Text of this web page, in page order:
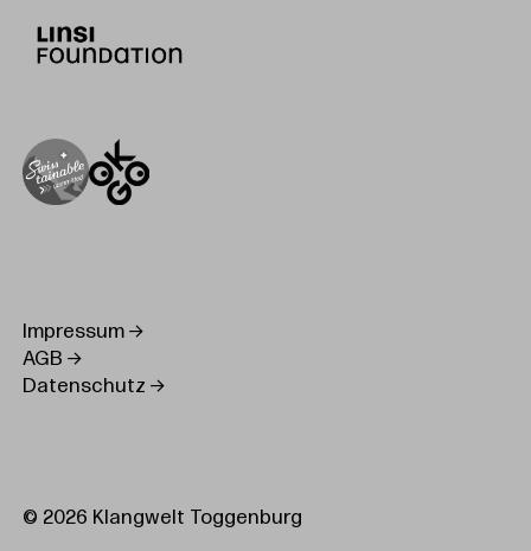
Impressum
AGB
Datenschutz
© 2026 Klangwelt Toggenburg